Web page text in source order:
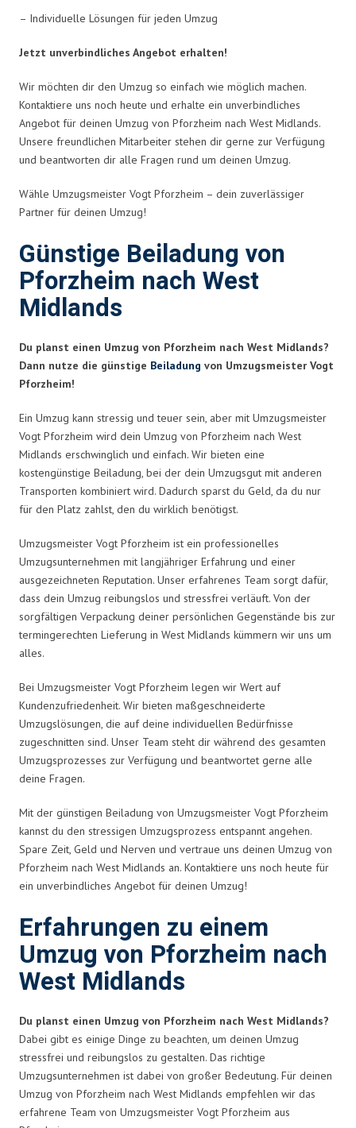
– Individuelle Lösungen für jeden Umzug
Jetzt unverbindliches Angebot erhalten!
Wir möchten dir den Umzug so einfach wie möglich machen.
Kontaktiere uns noch heute und erhalte ein unverbindliches
Angebot für deinen Umzug von Pforzheim nach West Midlands.
Unsere freundlichen Mitarbeiter stehen dir gerne zur Verfügung
und beantworten dir alle Fragen rund um deinen Umzug.
Wähle Umzugsmeister Vogt Pforzheim – dein zuverlässiger
Partner für deinen Umzug!
Günstige Beiladung von
Pforzheim nach West
Midlands
Du planst einen Umzug von Pforzheim nach West Midlands?
Dann nutze die günstige Beiladung von Umzugsmeister Vogt
Pforzheim!
Ein Umzug kann stressig und teuer sein, aber mit Umzugsmeister
Vogt Pforzheim wird dein Umzug von Pforzheim nach West
Midlands erschwinglich und einfach. Wir bieten eine
kostengünstige Beiladung, bei der dein Umzugsgut mit anderen
Transporten kombiniert wird. Dadurch sparst du Geld, da du nur
für den Platz zahlst, den du wirklich benötigst.
Umzugsmeister Vogt Pforzheim ist ein professionelles
Umzugsunternehmen mit langjähriger Erfahrung und einer
ausgezeichneten Reputation. Unser erfahrenes Team sorgt dafür,
dass dein Umzug reibungslos und stressfrei verläuft. Von der
sorgfältigen Verpackung deiner persönlichen Gegenstände bis zur
termingerechten Lieferung in West Midlands kümmern wir uns um
alles.
Bei Umzugsmeister Vogt Pforzheim legen wir Wert auf
Kundenzufriedenheit. Wir bieten maßgeschneiderte
Umzugslösungen, die auf deine individuellen Bedürfnisse
zugeschnitten sind. Unser Team steht dir während des gesamten
Umzugsprozesses zur Verfügung und beantwortet gerne alle
deine Fragen.
Mit der günstigen Beiladung von Umzugsmeister Vogt Pforzheim
kannst du den stressigen Umzugsprozess entspannt angehen.
Spare Zeit, Geld und Nerven und vertraue uns deinen Umzug von
Pforzheim nach West Midlands an. Kontaktiere uns noch heute für
ein unverbindliches Angebot für deinen Umzug!
Erfahrungen zu einem
Umzug von Pforzheim nach
West Midlands
Du planst einen Umzug von Pforzheim nach West Midlands?
Dabei gibt es einige Dinge zu beachten, um deinen Umzug
stressfrei und reibungslos zu gestalten. Das richtige
Umzugsunternehmen ist dabei von großer Bedeutung. Für deinen
Umzug von Pforzheim nach West Midlands empfehlen wir das
erfahrene Team von Umzugsmeister Vogt Pforzheim aus